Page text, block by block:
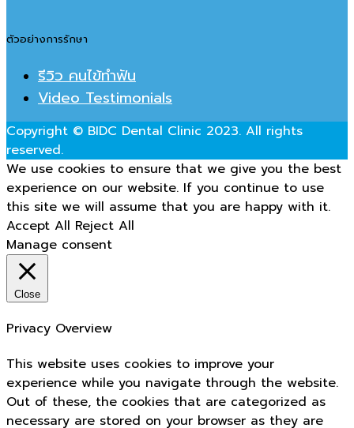
ตัวอย่างการรักษา
รีวิว คนไข้ทำฟัน
Video Testimonials
Copyright © BIDC Dental Clinic 2023. All rights
reserved.
We use cookies to ensure that we give you the best
experience on our website. If you continue to use
this site we will assume that you are happy with it.
Accept All Reject All
Manage consent
Close
Privacy Overview
This website uses cookies to improve your
experience while you navigate through the website.
Out of these, the cookies that are categorized as
necessary are stored on your browser as they are